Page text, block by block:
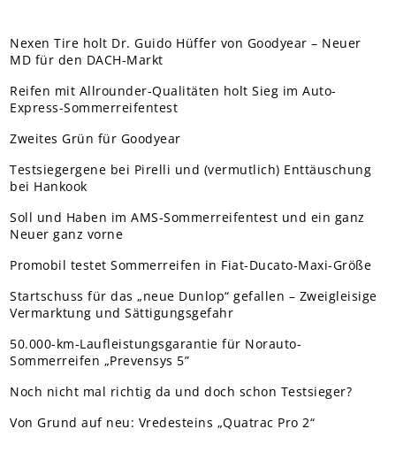
Nexen Tire holt Dr. Guido Hüffer von Goodyear – Neuer
MD für den DACH-Markt
Reifen mit Allrounder-Qualitäten holt Sieg im Auto-
Express-Sommerreifentest
Zweites Grün für Goodyear
Testsiegergene bei Pirelli und (vermutlich) Enttäuschung
bei Hankook
Soll und Haben im AMS-Sommerreifentest und ein ganz
Neuer ganz vorne
Promobil testet Sommerreifen in Fiat-Ducato-Maxi-Größe
Startschuss für das „neue Dunlop“ gefallen – Zweigleisige
Vermarktung und Sättigungsgefahr
50.000-km-Laufleistungsgarantie für Norauto-
Sommerreifen „Prevensys 5”
Noch nicht mal richtig da und doch schon Testsieger?
Von Grund auf neu: Vredesteins „Quatrac Pro 2“